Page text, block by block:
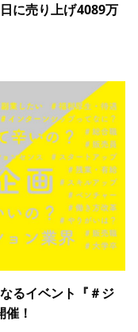
に売り上げ4089万
るイベント『＃ジ
！